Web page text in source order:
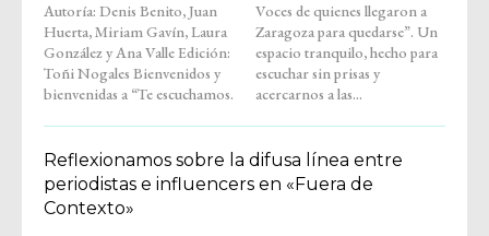
Autoría: Denis Benito, Juan
Huerta, Miriam Gavín, Laura
González y Ana Valle Edición:
Toñi Nogales Bienvenidos y
bienvenidas a “Te escuchamos.
Voces de quienes llegaron a
Zaragoza para quedarse”. Un
espacio tranquilo, hecho para
escuchar sin prisas y
acercarnos a las...
Reflexionamos sobre la difusa línea entre
periodistas e influencers en «Fuera de
Contexto»